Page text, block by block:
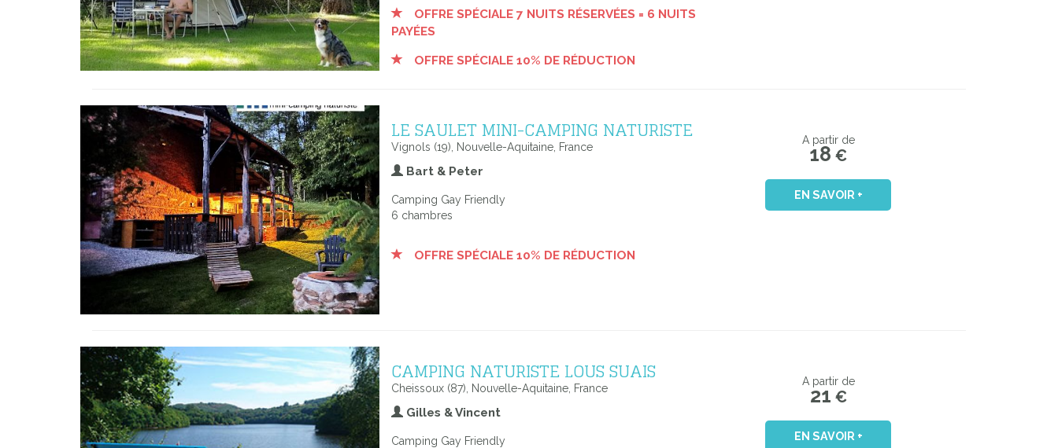
OFFRE SPÉCIALE 7 NUITS RÉSERVÉES = 6 NUITS
PAYÉES
OFFRE SPÉCIALE 10% DE RÉDUCTION
LE SAULET MINI-CAMPING NATURISTE
Vignols (19), Nouvelle-Aquitaine, France
Bart & Peter
Camping Gay Friendly
6 chambres
OFFRE SPÉCIALE 10% DE RÉDUCTION
A partir de
18 €
EN SAVOIR +
CAMPING NATURISTE LOUS SUAIS
Cheissoux (87), Nouvelle-Aquitaine, France
Gilles & Vincent
Camping Gay Friendly
A partir de
21 €
EN SAVOIR +